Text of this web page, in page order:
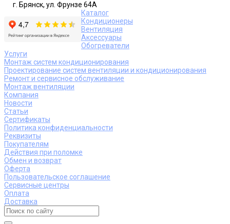
г. Брянск, ул. Фрунзе 64А
Каталог
Кондиционеры
Вентиляция
Аксессуары
Обогреватели
Услуги
Монтаж систем кондиционирования
Проектирование систем вентиляции и кондиционирования
Ремонт и сервисное обслуживание
Монтаж вентиляции
Компания
Новости
Статьи
Сертификаты
Политика конфиденциальности
Реквизиты
Покупателям
Действия при поломке
Обмен и возврат
Оферта
Пользовательское соглашение
Сервисные центры
Оплата
Доставка